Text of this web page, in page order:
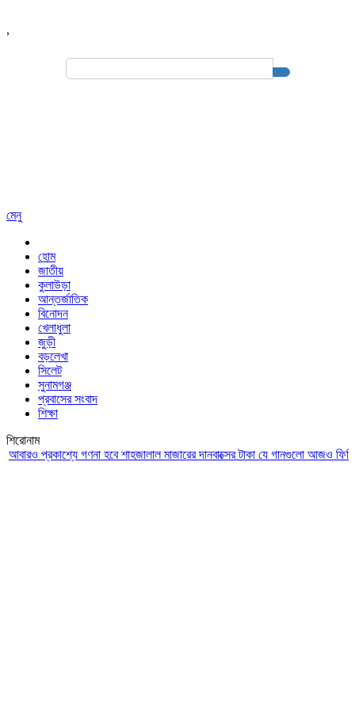
,
Search
মেনু
হোম
জাতীয়
কুলাউড়া
আন্তর্জাতিক
বিনোদন
খেলাধুলা
জুড়ী
বড়লেখা
সিলেট
সুনামগঞ্জ
প্রবাসের সংবাদ
শিক্ষা
শিরোনাম
প্রকাশ্যে গণনা হবে শাহজালাল মাজারের দানবাক্সের টাকাযে গানগুলো আজও ফিরিয়ে